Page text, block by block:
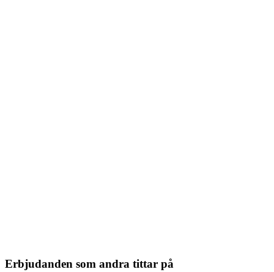
Erbjudanden som andra tittar på